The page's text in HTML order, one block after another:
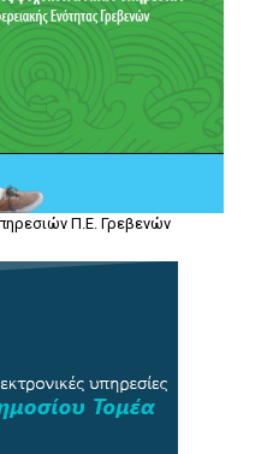
Π.Ε. Γρεβενών